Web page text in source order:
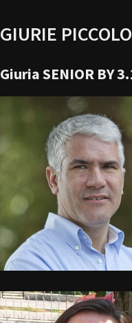
GIURIE
Giuria SENIOR BY